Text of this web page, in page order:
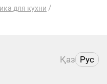
для кухни
Қаз Рус